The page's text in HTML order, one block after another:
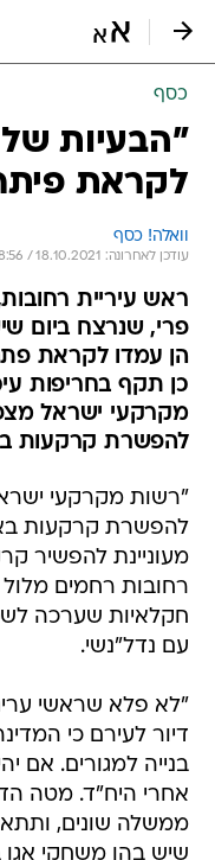
כסף
"הבעיות
לקראת
וואלה! כסף
עודכן לאחרונה: 18.10.2021 / 8:56
ראש עיריית
פרי, שנרצח ביום
הן עמדו לקראת
כן תקף בחריפות
מקרקעי ישראל
להפשרת קרקעות
"רשות מקרקעי
להפשרת קרקעות
מעוניינת להפשיר
רחובות רחמים
חקלאיות שערכה
עם נדל"נשי.
"לא פלא שראשי
דיור לעירם כי
בנייה למגורים. אם
ממשלה שונים,
שיש בהן משחקי אגו בין 3